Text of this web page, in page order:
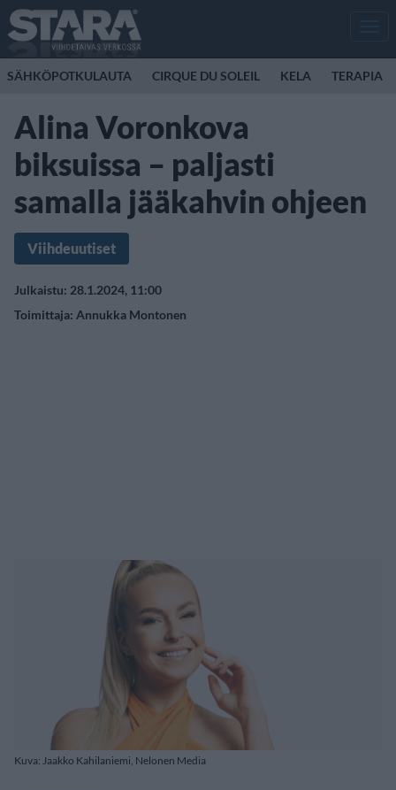
SÄHKÖPOTKULAUTA CIRQUE DU SOLEIL KELA TERAPIA
Alina Voronkova
biksuissa – paljasti
samalla jääkahvin ohjeen
Viihdeuutiset
Julkaistu: 28.1.2024, 11:00
Toimittaja: Annukka Montonen
Kuva: Jaakko Kahilaniemi, Nelonen Media